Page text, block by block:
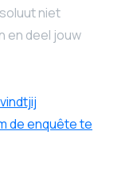
niet
en deel jouw
de enquête te